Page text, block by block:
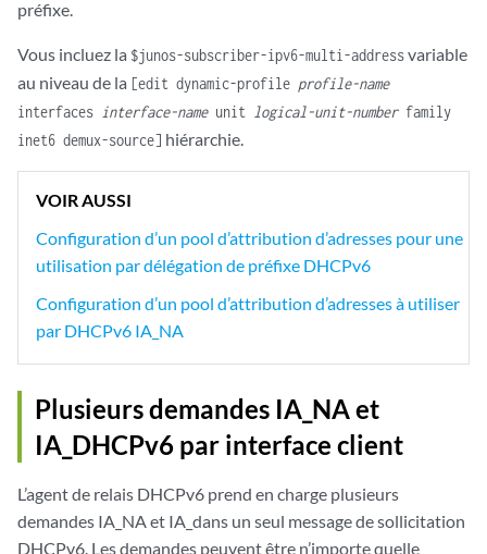
préfixe.
Vous incluez la $junos-subscriber-ipv6-multi-addressvariable
au niveau de la [edit dynamic-profile profile-name
interfaces interface-nameunit logical-unit-numberfamily
inet6 demux-source] hiérarchie.
VOIR AUSSI
Configuration d’un pool d’attribution d’adresses pour une
utilisation par délégation de préfixe DHCPv6
Configuration d’un pool d’attribution d’adresses à utiliser
par DHCPv6 IA_NA
Plusieurs demandes IA_NA et
IA_DHCPv6 par interface client
L’agent de relais DHCPv6 prend en charge plusieurs
demandes IA_NA et IA_dans un seul message de sollicitation
DHCPv6. Les demandes peuvent être n’importe quelle